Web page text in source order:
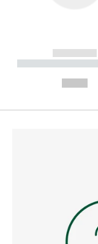
------------
-----------